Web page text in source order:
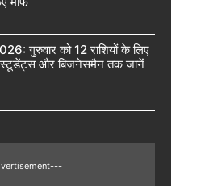
गुरुवार को 12 राशियों के लिए
स्टूडेंट्स और बिजनेसमैन तक जानें